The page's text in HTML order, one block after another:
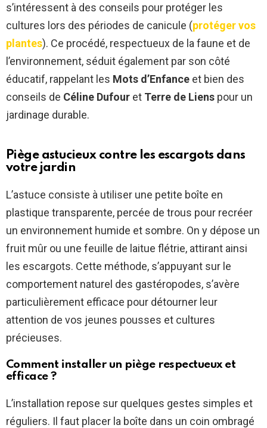
s’intéressent à des conseils pour protéger les
cultures lors des périodes de canicule (protéger vos
plantes). Ce procédé, respectueux de la faune et de
l’environnement, séduit également par son côté
éducatif, rappelant les Mots d’Enfance et bien des
conseils de Céline Dufour et Terre de Liens pour un
jardinage durable.
Piège astucieux contre les escargots dans
votre jardin
L’astuce consiste à utiliser une petite boîte en
plastique transparente, percée de trous pour recréer
un environnement humide et sombre. On y dépose un
fruit mûr ou une feuille de laitue flétrie, attirant ainsi
les escargots. Cette méthode, s’appuyant sur le
comportement naturel des gastéropodes, s’avère
particulièrement efficace pour détourner leur
attention de vos jeunes pousses et cultures
précieuses.
Comment installer un piège respectueux et
efficace ?
L’installation repose sur quelques gestes simples et
réguliers. Il faut placer la boîte dans un coin ombragé